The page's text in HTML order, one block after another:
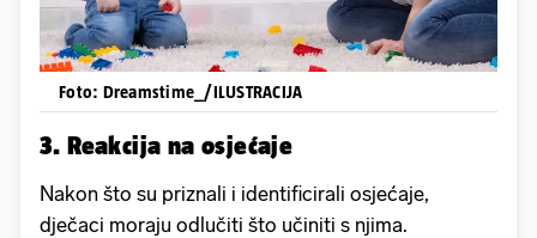
Foto: Dreamstime_/ILUSTRACIJA
3. Reakcija na osjećaje
Nakon što su priznali i identificirali osjećaje,
dječaci moraju odlučiti što učiniti s njima.